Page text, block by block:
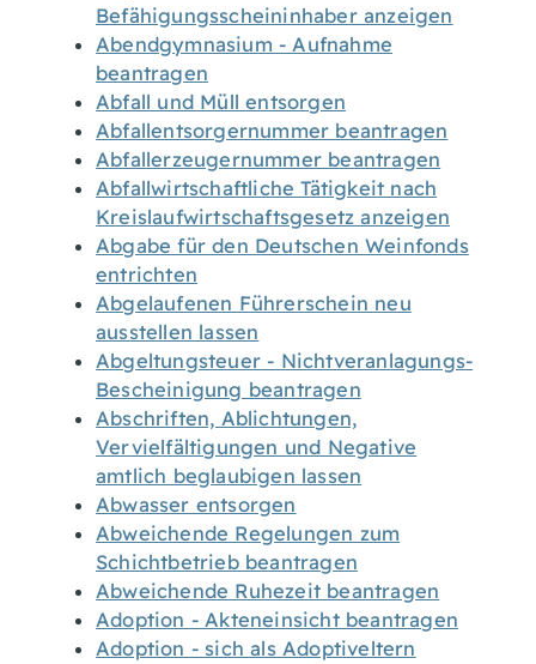
Befähigungsscheininhaber anzeigen
Abendgymnasium - Aufnahme
beantragen
Abfall und Müll entsorgen
Abfallentsorgernummer beantragen
Abfallerzeugernummer beantragen
Abfallwirtschaftliche Tätigkeit nach
Kreislaufwirtschaftsgesetz anzeigen
Abgabe für den Deutschen Weinfonds
entrichten
Abgelaufenen Führerschein neu
ausstellen lassen
Abgeltungsteuer - Nichtveranlagungs-
Bescheinigung beantragen
Abschriften, Ablichtungen,
Vervielfältigungen und Negative
amtlich beglaubigen lassen
Abwasser entsorgen
Abweichende Regelungen zum
Schichtbetrieb beantragen
Abweichende Ruhezeit beantragen
Adoption - Akteneinsicht beantragen
Adoption - sich als Adoptiveltern